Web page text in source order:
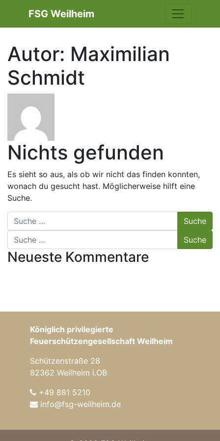
FSG Weilheim
Autor: Maximilian
Schmidt
Nichts gefunden
Es sieht so aus, als ob wir nicht das finden konnten,
wonach du gesucht hast. Möglicherweise hilft eine
Suche.
Suche nach:
Suche nach:
Neueste Kommentare
Königlich privilegierte
Feuerschützengesellschaft Weilheim
Schützenstraße 28
82362 Weilheim i.OB
+49 881 5210
info@fsg-weilheim.de